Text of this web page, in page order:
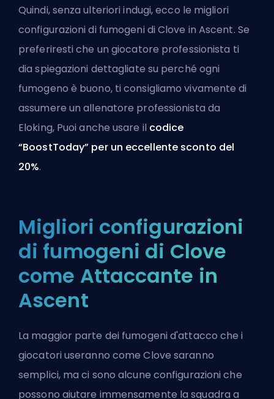
Quindi, senza ulteriori indugi, ecco le migliori
configurazioni di fumogeni di Clove in Ascent. Se
preferiresti che un giocatore professionista ti
dia spiegazioni dettagliate su perché ogni
fumogeno è buono, ti consigliamo vivamente di
assumere unallenatore professionista da
Eloking, Puoi anche usare il codice
“BoostToday” per un eccellente sconto del
20%.
Migliori configurazioni
di fumogeni di Clove
come Attaccante in
Ascent
La maggior parte dei fumogeni d'attacco che i
giocatori useranno come Clove saranno
semplici, ma ci sono alcune configurazioni che
possono aiutare immensamente la squadra a